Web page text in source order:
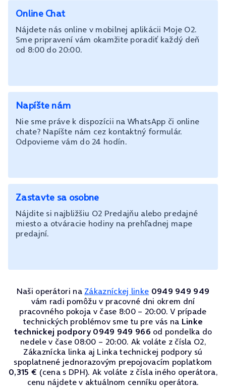
Online Chat
Nájdete nás online v mobilnej aplikácii Moje O2.
Sme pripravení vám okamžite poradiť každý deň
od 8:00 do 20:00.
Napíšte nám
Nie sme práve k dispozícii na WhatsApp či online
chate? Napíšte nám cez kontaktný formulár.
Odpovieme vám do 24 hodín.
Zastavte sa osobne
Nájdite si najbližšiu O2 Predajňu alebo predajné
miesto a otváracie hodiny na prehľadnej mape
predajní.
Naši operátori na Zákazníckej linke 0949 949 949
vám radi pomôžu v pracovné dni okrem dní
pracovného pokoja v čase 8:00 – 20:00. V prípade
technických problémov sme tu pre vás na Linke
technickej podpory 0949 949 966 od pondelka do
nedele v čase 08:00 – 20:00. Ak voláte z čísla O2,
Zákaznícka linka aj Linka technickej podpory sú
spoplatnené jednorazovým prepojovacím poplatkom
0,315 € (cena s DPH). Ak voláte z čísla iného operátora,
cenu nájdete v aktuálnom cenníku operátora.